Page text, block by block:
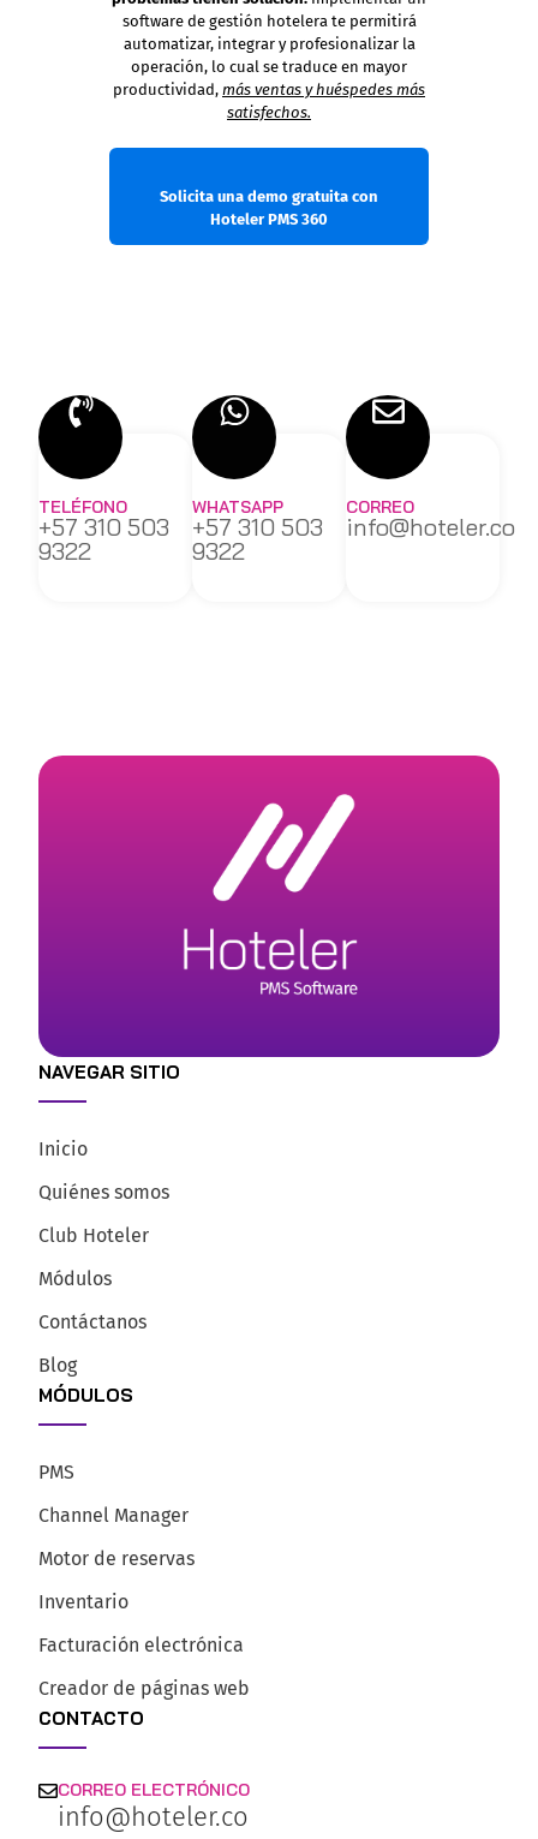
software de gestión hotelera te permitirá
automatizar, integrar y profesionalizar la
operación, lo cual se traduce en mayor
productividad, más ventas y huéspedes más
satisfechos.
Solicita una demo gratuita con
Hoteler PMS 360
TELÉFONO
+57 310 503
9322
WHATSAPP
+57 310 503
9322
CORREO
info@hoteler.co
NAVEGAR SITIO
Inicio
Quiénes somos
Club Hoteler
Módulos
Contáctanos
Blog
MÓDULOS
PMS
Channel Manager
Motor de reservas
Inventario
Facturación electrónica
Creador de páginas web
CONTACTO
CORREO ELECTRÓNICO
info@hoteler.co